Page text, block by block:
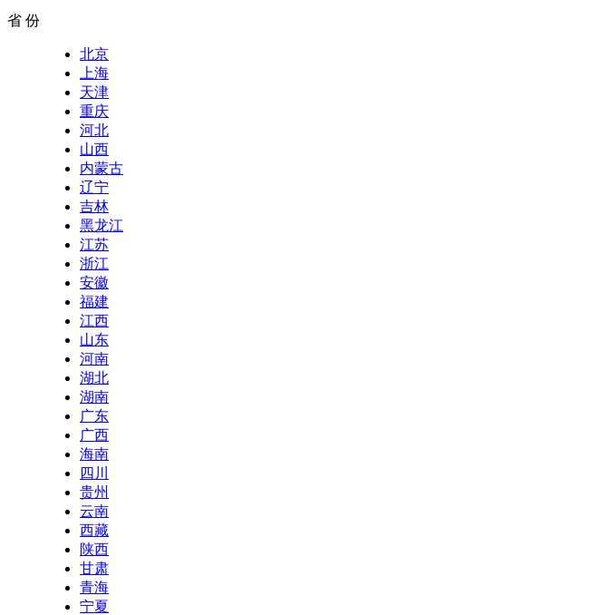
省 份
北京
上海
天津
重庆
河北
山西
内蒙古
辽宁
吉林
黑龙江
江苏
浙江
安徽
福建
江西
山东
河南
湖北
湖南
广东
广西
海南
四川
贵州
云南
西藏
陕西
甘肃
青海
宁夏